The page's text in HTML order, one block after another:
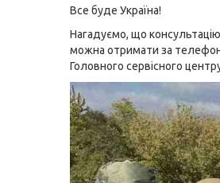
Все буде Україна!
Нагадуємо, що
можна отримати за
Головного сервісного